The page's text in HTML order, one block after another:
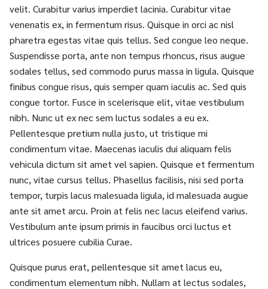
velit. Curabitur varius imperdiet lacinia. Curabitur vitae
venenatis ex, in fermentum risus. Quisque in orci ac nisl
pharetra egestas vitae quis tellus. Sed congue leo neque.
Suspendisse porta, ante non tempus rhoncus, risus augue
sodales tellus, sed commodo purus massa in ligula. Quisque
finibus congue risus, quis semper quam iaculis ac. Sed quis
congue tortor. Fusce in scelerisque elit, vitae vestibulum
nibh. Nunc ut ex nec sem luctus sodales a eu ex.
Pellentesque pretium nulla justo, ut tristique mi
condimentum vitae. Maecenas iaculis dui aliquam felis
vehicula dictum sit amet vel sapien. Quisque et fermentum
nunc, vitae cursus tellus. Phasellus facilisis, nisi sed porta
tempor, turpis lacus malesuada ligula, id malesuada augue
ante sit amet arcu. Proin at felis nec lacus eleifend varius.
Vestibulum ante ipsum primis in faucibus orci luctus et
ultrices posuere cubilia Curae.
Quisque purus erat, pellentesque sit amet lacus eu,
condimentum elementum nibh. Nullam at lectus sodales,